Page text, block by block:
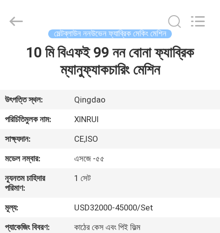
ভিডিও
আমাদের
সম্বন্ধে
ভ্রমণ
Machinery
মেল্টব্লাউন ননউভেন ফ্যাব্রিক মেকিং মেশিন
10 মি বিএফই 99 নন বোনা ফ্যাব্রিক
ম্যানুফ্যাকচারিং মেশিন
উৎপত্তি স্থল:
Qingdao
পরিচিতিমুলক নাম:
XINRUI
সাক্ষ্যদান:
CE,ISO
মডেল নম্বার:
এসজে -৫৫
ন্যূনতম চাহিদার
পরিমাণ:
1 সেট
মূল্য:
USD32000-45000/Set
প্যাকেজিং বিবরণ:
কাঠের কেস এবং পিই ফিল্ম